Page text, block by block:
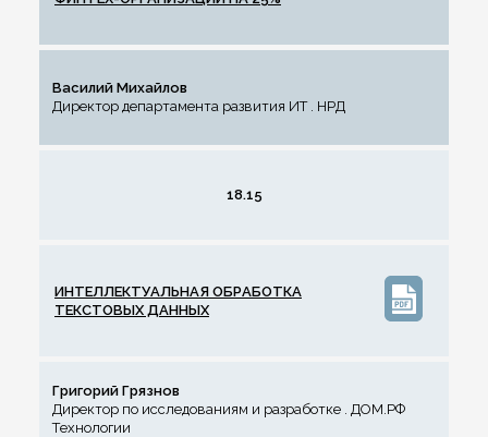
Василий Михайлов
Директор департамента развития ИТ . НРД
18.15
ИНТЕЛЛЕКТУАЛЬНАЯ ОБРАБОТКА
ТЕКСТОВЫХ ДАННЫХ
Григорий Грязнов
Директор по исследованиям и разработке . ДОМ.РФ
Технологии